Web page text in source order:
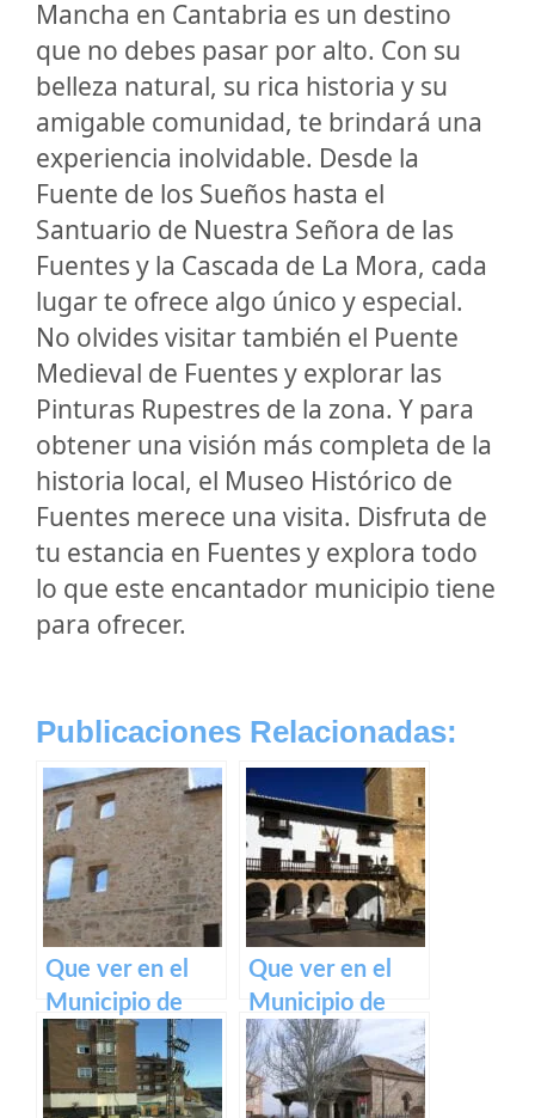
Mancha en Cantabria es un destino
que no debes pasar por alto. Con su
belleza natural, su rica historia y su
amigable comunidad, te brindará una
experiencia inolvidable. Desde la
Fuente de los Sueños hasta el
Santuario de Nuestra Señora de las
Fuentes y la Cascada de La Mora, cada
lugar te ofrece algo único y especial.
No olvides visitar también el Puente
Medieval de Fuentes y explorar las
Pinturas Rupestres de la zona. Y para
obtener una visión más completa de la
historia local, el Museo Histórico de
Fuentes merece una visita. Disfruta de
tu estancia en Fuentes y explora todo
lo que este encantador municipio tiene
para ofrecer.
Publicaciones Relacionadas:
Que ver en el
Municipio de
Villarejo de
Fuentes en
Castilla La
Que ver en el
Municipio de
Tarazona de la
Mancha en
Castilla La